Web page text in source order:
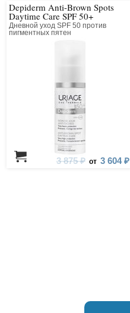
Depiderm Anti-Brown Spots
Daytime Care SPF 50+
Дневной уход SPF 50 против
пигментных пятен
3 875 ₽ от 3 604 ₽